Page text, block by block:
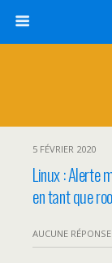
5 FÉVRIER 2020
Linux : Alerte
en tant que
AUCUNE RÉPONSE